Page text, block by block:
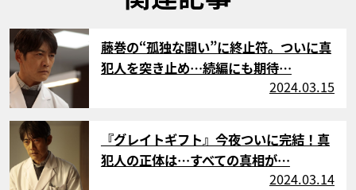
サムネイル
藤巻の“孤独な闘い”に終止符。ついに真
犯人を突き止め…続編にも期待…
2024.03.15
『グレイトギフト』今夜ついに完結！真
犯人の正体は…すべての真相が…
2024.03.14